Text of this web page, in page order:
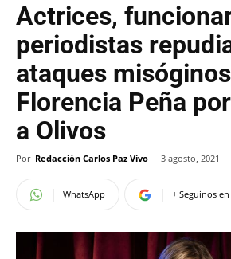
Actrices,
periodistas
ataques
Florencia Peña
a Olivos
Por Redacción Carlos Paz Vivo - 3 agosto, 2021
WhatsApp + Seguinos